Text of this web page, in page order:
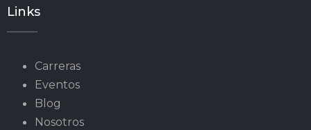
Links
Carreras
Eventos
Blog
Nosotros